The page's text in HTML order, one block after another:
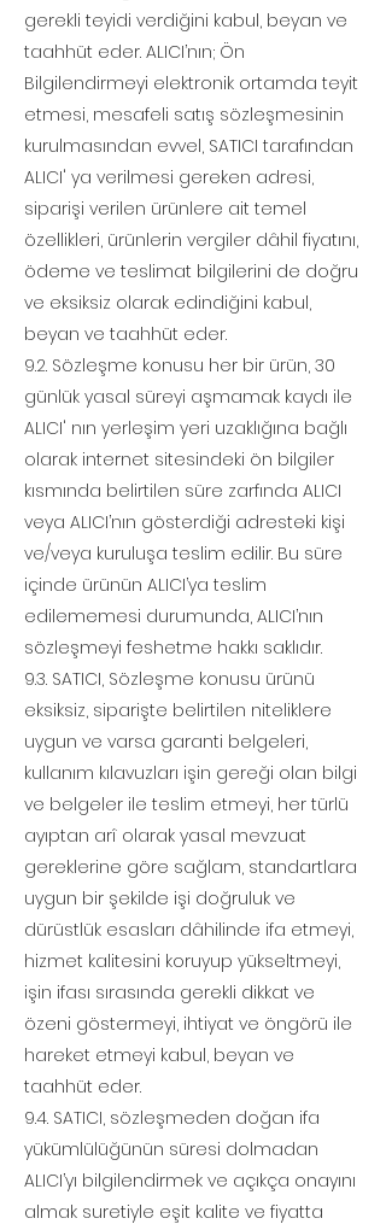
gerekli teyidi verdiğini kabul, beyan ve
taahhüt eder. ALICI’nın; Ön
Bilgilendirmeyi elektronik ortamda teyit
etmesi, mesafeli satış sözleşmesinin
kurulmasından evvel, SATICI tarafından
ALICI' ya verilmesi gereken adresi,
siparişi verilen ürünlere ait temel
özellikleri, ürünlerin vergiler dâhil fiyatını,
ödeme ve teslimat bilgilerini de doğru
ve eksiksiz olarak edindiğini kabul,
beyan ve taahhüt eder.
9.2. Sözleşme konusu her bir ürün, 30
günlük yasal süreyi aşmamak kaydı ile
ALICI' nın yerleşim yeri uzaklığına bağlı
olarak internet sitesindeki ön bilgiler
kısmında belirtilen süre zarfında ALICI
veya ALICI’nın gösterdiği adresteki kişi
ve/veya kuruluşa teslim edilir. Bu süre
içinde ürünün ALICI’ya teslim
edilememesi durumunda, ALICI’nın
sözleşmeyi feshetme hakkı saklıdır.
9.3. SATICI, Sözleşme konusu ürünü
eksiksiz, siparişte belirtilen niteliklere
uygun ve varsa garanti belgeleri,
kullanım kılavuzları işin gereği olan bilgi
ve belgeler ile teslim etmeyi, her türlü
ayıptan arî olarak yasal mevzuat
gereklerine göre sağlam, standartlara
uygun bir şekilde işi doğruluk ve
dürüstlük esasları dâhilinde ifa etmeyi,
hizmet kalitesini koruyup yükseltmeyi,
işin ifası sırasında gerekli dikkat ve
özeni göstermeyi, ihtiyat ve öngörü ile
hareket etmeyi kabul, beyan ve
taahhüt eder.
9.4. SATICI, sözleşmeden doğan ifa
yükümlülüğünün süresi dolmadan
ALICI’yı bilgilendirmek ve açıkça onayını
almak suretiyle eşit kalite ve fiyatta